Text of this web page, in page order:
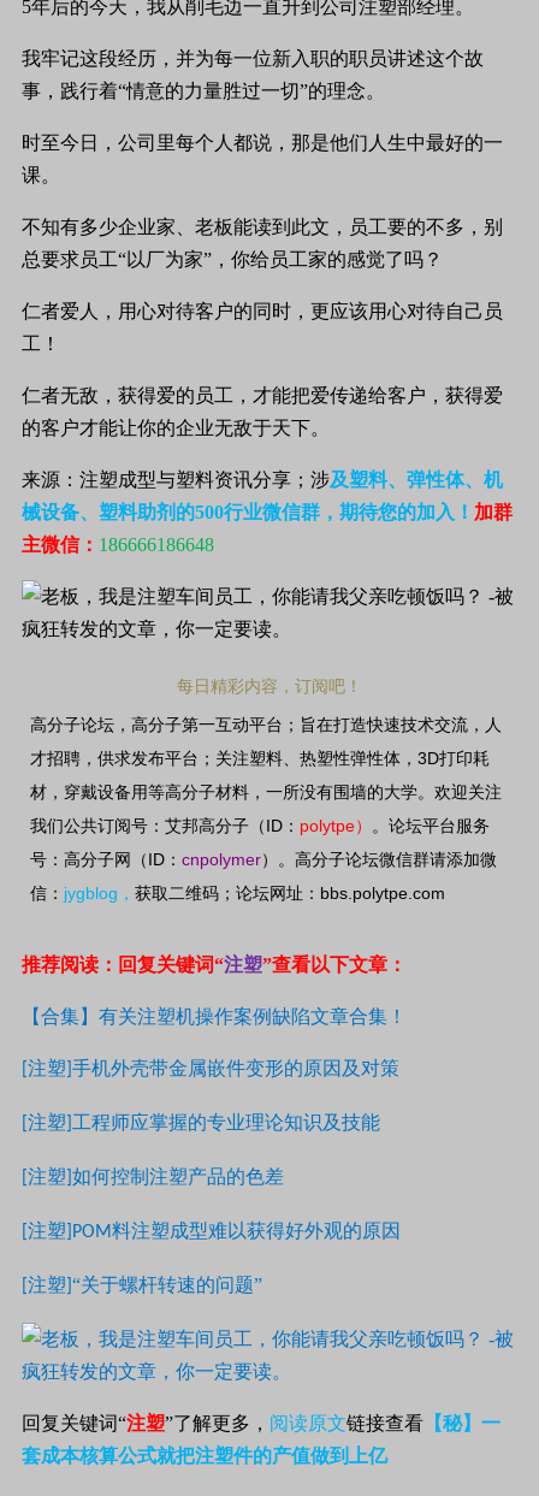
5年后的今天，我从削毛边一直升到公司注塑部经理。
我牢记这段经历，并为每一位新入职的职员讲述这个故
事，践行着“情意的力量胜过一切”的理念。
时至今日，公司里每个人都说，那是他们人生中最好的一
课。
不知有多少企业家、老板能读到此文，员工要的不多，别
总要求员工“以厂为家”，你给员工家的感觉了吗？
仁者爱人，用心对待客户的同时，更应该用心对待自己员
工！
仁者无敌，获得爱的员工，才能把爱传递给客户，获得爱
的客户才能让你的企业无敌于天下。
来源：注塑成型与塑料资讯分享；涉及塑料、弹性体、机
械设备、塑料助剂的500行业微信群，期待您的加入！ 加群
主微信： 186666186648
每日精彩内容，订阅吧！
高分子论坛，高分子第一互动平台；旨在打造快速技术交流，人
才招聘，供求发布平台；关注塑料、热塑性弹性体， 3D打印耗
材，穿戴设备用等高分子材料，一所没有围墙的大学。欢迎关注
我们公共订阅号：艾邦高分子（ ID ： polytpe） 。论坛平台服务
号：高分子网（ ID ： cnpolymer）。高分子论坛微信群请添加微
信： jygblog ， 获取二维码；论坛网址： bbs.polytpe.com
推荐阅读：回复关键词“注塑”查看以下文章：
【合集】有关注塑机操作案例缺陷文章合集！
注塑 手机外壳带金属嵌件变形的原因及对策
注塑 工程师应掌握的专业理论知识及技能
注塑 如何控制注塑产品的色差
注塑 ]POM料注塑成型难以获得好外观的原因
注塑 “关于螺杆转速的问题”
回复关键词“注塑”了解更多， 阅读原文链接查看 【秘】一
套成本核算公式就把注塑件的产值做到上亿